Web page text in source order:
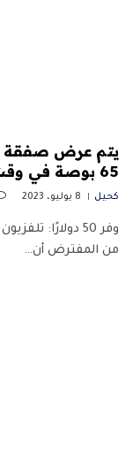
65 بوصة في وقت مبكر
كحيل 8 يوليو، 2023
من المفترض أن…